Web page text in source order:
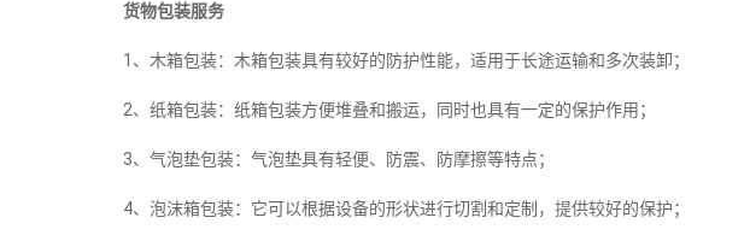
货物包装服务
1、木箱包装：木箱包装具有较好的防护性能，适用于长途运输和多次装卸；
2、纸箱包装：纸箱包装方便堆叠和搬运，同时也具有一定的保护作用；
3、气泡垫包装：气泡垫具有轻便、防震、防摩擦等特点；
4、泡沫箱包装：它可以根据设备的形状进行切割和定制，提供较好的保护；